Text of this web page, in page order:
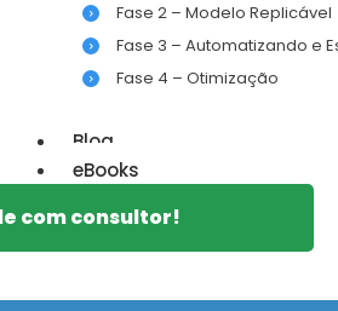
Fase 2 – Modelo Replicável
Fase 3 – Automatizando e
Fase 4 – Otimização
Blog
eBooks
com consultor!